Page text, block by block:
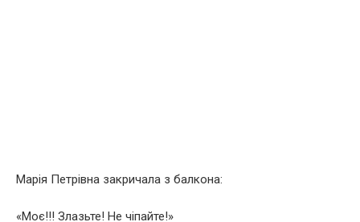
Марія Петрівна закричала з балкона:
«Моє!!! Злазьте! Не чіпайте!»